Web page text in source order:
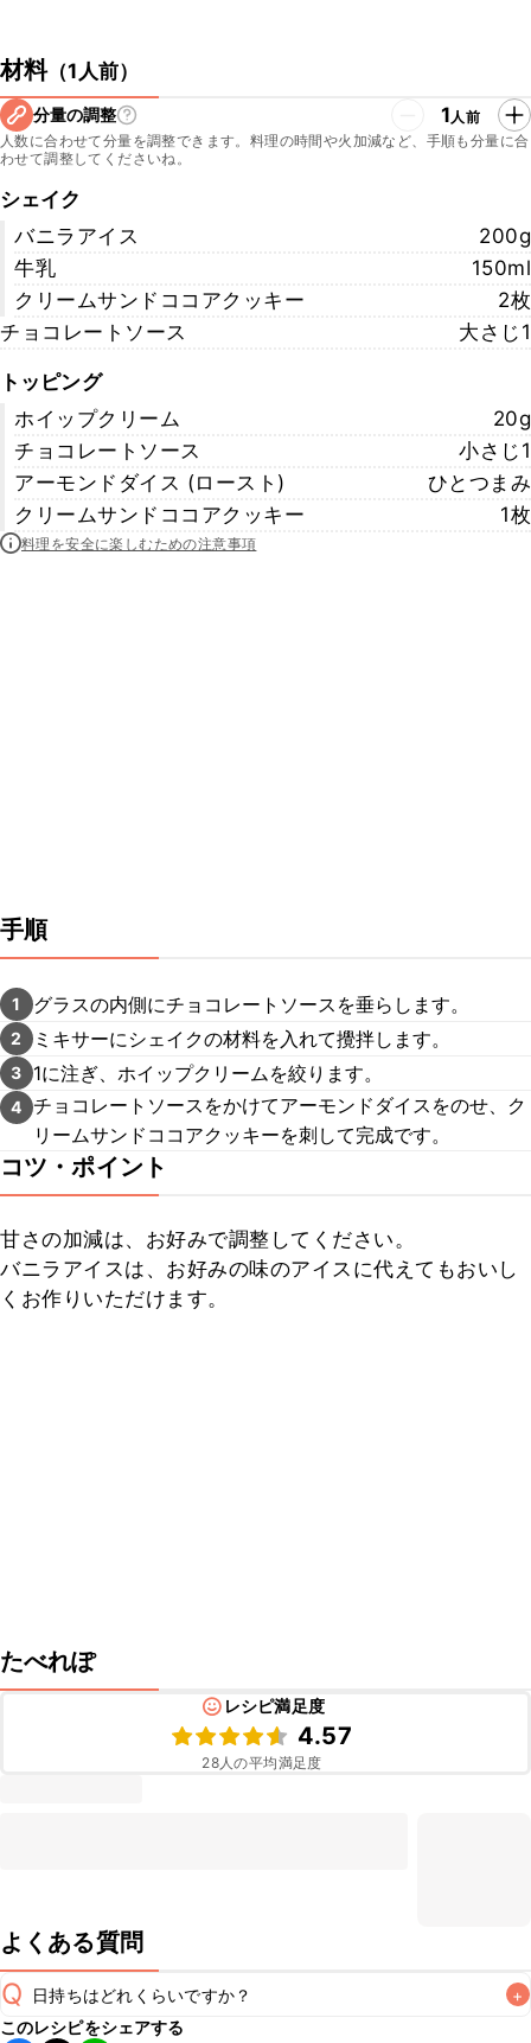
材料（1人前）
分量の調整 1人前
人数に合わせて分量を調整できます。料理の時間や火加減など、手順も分量に合
わせて調整してくださいね。
シェイク
バニラアイス
200g
牛乳
150ml
クリームサンドココアクッキー
2枚
チョコレートソース
大さじ1
トッピング
ホイップクリーム
20g
チョコレートソース
小さじ1
アーモンドダイス (ロースト)
ひとつまみ
クリームサンドココアクッキー
1枚
料理を安全に楽しむための注意事項
手順
1 グラスの内側にチョコレートソースを垂らします。
2 ミキサーにシェイクの材料を入れて攪拌します。
3 1に注ぎ、ホイップクリームを絞ります。
4 チョコレートソースをかけてアーモンドダイスをのせ、ク
リームサンドココアクッキーを刺して完成です。
コツ・ポイント
甘さの加減は、お好みで調整してください。
バニラアイスは、お好みの味のアイスに代えてもおいし
くお作りいただけます。
たべれぽ
レシピ満足度
4.57
28人の平均満足度
よくある質問
Q 日持ちはどれくらいですか？ +
このレシピをシェアする